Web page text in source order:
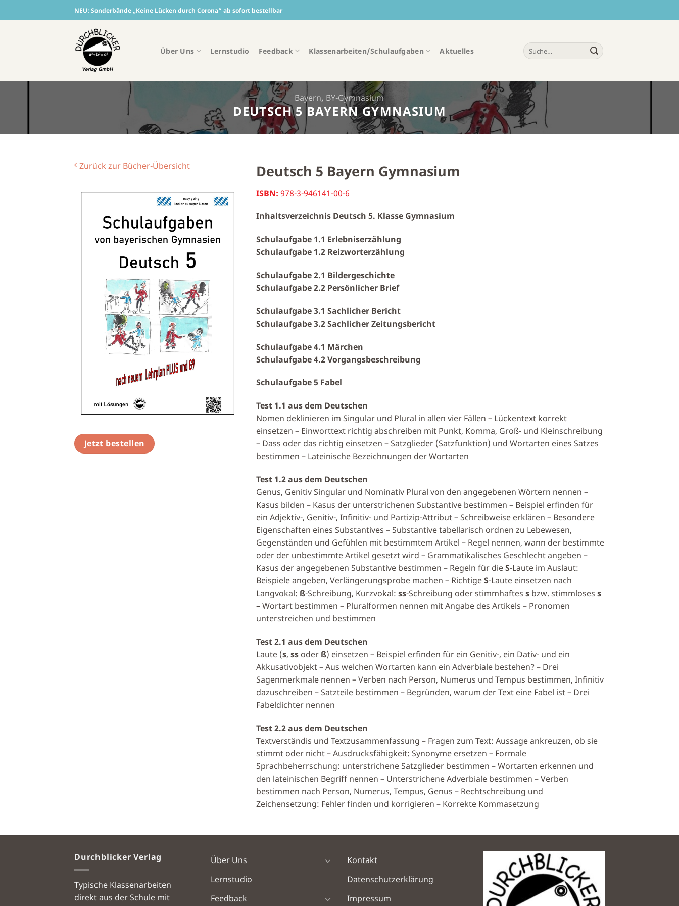
to
NEU: Sonderbände „Keine Lücken durch Corona“ ab sofort bestellbar
Über Uns Lernstudio Feedback Klassenarbeiten/Schulaufgaben Aktuelles
Bayern, BY-Gymnasium
DEUTSCH 5 BAYERN GYMNASIUM
Zurück zur Bücher-Übersicht
Jetzt bestellen
Deutsch 5 Bayern Gymnasium
ISBN: 978-3-946141-00-6
Inhaltsverzeichnis Deutsch 5. Klasse Gymnasium
Schulaufgabe 1.1 Erlebniserzählung
Schulaufgabe 1.2 Reizworterzählung
Schulaufgabe 2.1 Bildergeschichte
Schulaufgabe 2.2 Persönlicher Brief
Schulaufgabe 3.1 Sachlicher Bericht
Schulaufgabe 3.2 Sachlicher Zeitungsbericht
Schulaufgabe 4.1 Märchen
Schulaufgabe 4.2 Vorgangsbeschreibung
Schulaufgabe 5 Fabel
Test 1.1 aus dem Deutschen
Nomen deklinieren im Singular und Plural in allen vier Fällen – Lückentext korrekt
einsetzen – Einworttext richtig abschreiben mit Punkt, Komma, Groß- und Kleinschreibung
– Dass oder das richtig einsetzen – Satzglieder (Satzfunktion) und Wortarten eines Satzes
bestimmen – Lateinische Bezeichnungen der Wortarten
Test 1.2 aus dem Deutschen
Genus, Genitiv Singular und Nominativ Plural von den angegebenen Wörtern nennen –
Kasus bilden – Kasus der unterstrichenen Substantive bestimmen – Beispiel erfinden für
ein Adjektiv-, Genitiv-, Infinitiv- und Partizip-Attribut – Schreibweise erklären – Besondere
Eigenschaften eines Substantives – Substantive tabellarisch ordnen zu Lebewesen,
Gegenständen und Gefühlen mit bestimmtem Artikel – Regel nennen, wann der bestimmte
oder der unbestimmte Artikel gesetzt wird – Grammatikalisches Geschlecht angeben –
Kasus der angegebenen Substantive bestimmen – Regeln für dieS-Laute im Auslaut:
Beispiele angeben, Verlängerungsprobe machen – RichtigeS-Laute einsetzen nach
Langvokal: ß-Schreibung, Kurzvokal: ss-Schreibung oder stimmhaftes s bzw. stimmloses s
–Wortart bestimmen – Pluralformen nennen mit Angabe des Artikels – Pronomen
unterstreichen und bestimmen
Test 2.1 aus dem Deutschen
Laute (s, ss oder ß) einsetzen – Beispiel erfinden für ein Genitiv-, ein Dativ- und ein
Akkusativobjekt – Aus welchen Wortarten kann ein Adverbiale bestehen? – Drei
Sagenmerkmale nennen – Verben nach Person, Numerus und Tempus bestimmen, Infinitiv
dazuschreiben – Satzteile bestimmen – Begründen, warum der Text eine Fabel ist – Drei
Fabeldichter nennen
Test 2.2 aus dem Deutschen
Textverständis und Textzusammenfassung – Fragen zum Text: Aussage ankreuzen, ob sie
stimmt oder nicht – Ausdrucksfähigkeit: Synonyme ersetzen – Formale
Sprachbeherrschung: unterstrichene Satzglieder bestimmen – Wortarten erkennen und
den lateinischen Begriff nennen – Unterstrichene Adverbiale bestimmen – Verben
bestimmen nach Person, Numerus, Tempus, Genus – Rechtschreibung und
Zeichensetzung: Fehler finden und korrigieren – Korrekte Kommasetzung
Durchblicker Verlag
Typische Klassenarbeiten
direkt aus der Schule mit
Über Uns
Lernstudio
Feedback
Kontakt
Datenschutzerklärung
Impressum